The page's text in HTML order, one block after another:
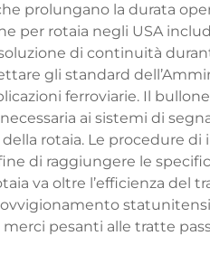
prolungano la durata
per rotaia negli USA
di continuità
gli standard
ferroviarie. Il
ai sistemi di
rotaia. Le procedure
di raggiungere le
va oltre l’efficienza
merci pesanti alle tratte